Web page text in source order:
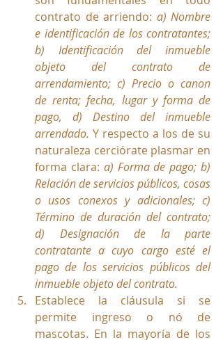
contrato de arriendo: a) Nombre
e identificación de los contratantes;
b) Identificación del inmueble
objeto del contrato de
arrendamiento; c) Precio o canon
de renta; fecha, lugar y forma de
pago, d) Destino del inmueble
arrendado. Y respecto a los de su
naturaleza cerciórate plasmar en
forma clara: a) Forma de pago; b)
Relación de servicios públicos, cosas
o usos conexos y adicionales; c)
Término de duración del contrato;
d) Designación de la parte
contratante a cuyo cargo esté el
pago de los servicios públicos del
inmueble objeto del contrato.
Establece la cláusula si se
permite ingreso o nó de
mascotas. En la mayoría de los